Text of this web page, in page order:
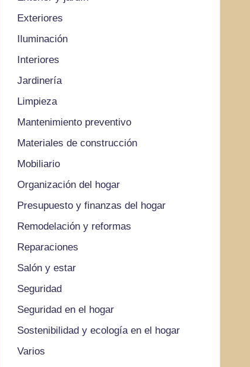
Exteriores
Iluminación
Interiores
Jardinería
Limpieza
Mantenimiento preventivo
Materiales de construcción
Mobiliario
Organización del hogar
Presupuesto y finanzas del hogar
Remodelación y reformas
Reparaciones
Salón y estar
Seguridad
Seguridad en el hogar
Sostenibilidad y ecología en el hogar
Varios